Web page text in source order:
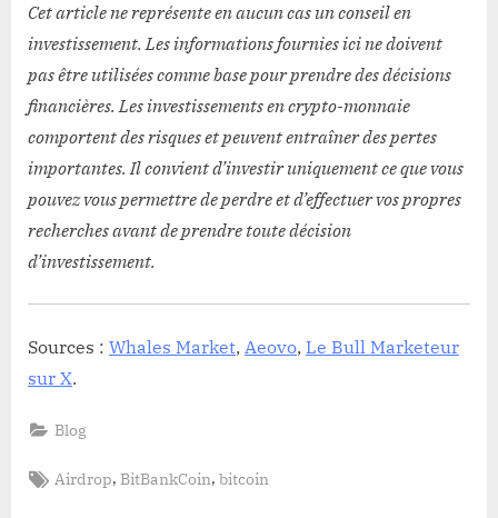
Cet article ne représente en aucun cas un conseil en
investissement. Les informations fournies ici ne doivent
pas être utilisées comme base pour prendre des décisions
financières. Les investissements en crypto-monnaie
comportent des risques et peuvent entraîner des pertes
importantes. Il convient d’investir uniquement ce que vous
pouvez vous permettre de perdre et d’effectuer vos propres
recherches avant de prendre toute décision
d’investissement.
Sources : Whales Market, Aeovo, Le Bull Marketeur
sur X.
Blog
Tags:
Airdrop,BitBankCoin,bitcoin